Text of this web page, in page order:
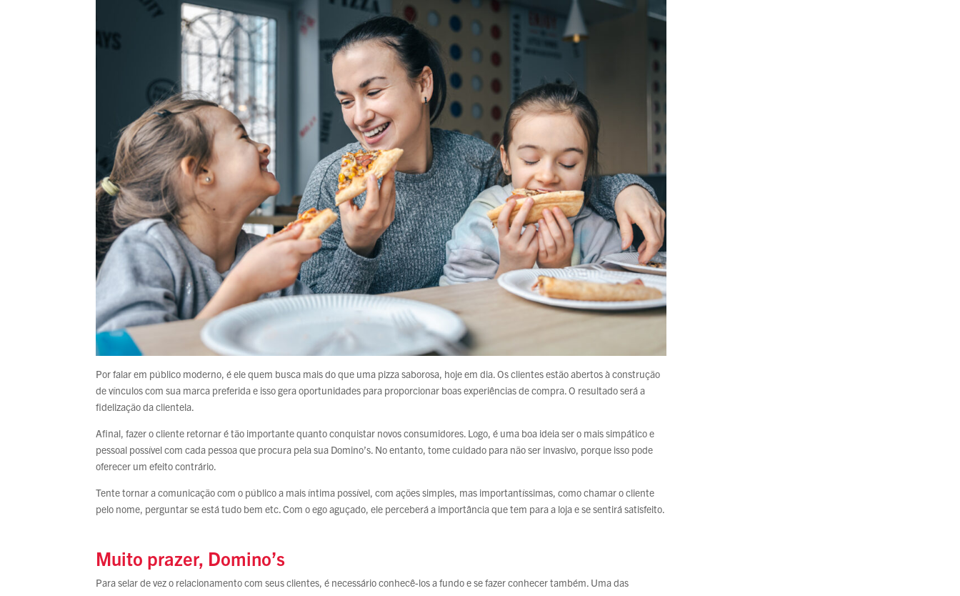
Por falar em público moderno, é ele quem busca mais do que uma pizza saborosa, hoje em dia. Os clientes estão abertos à construção
de vínculos com sua marca preferida e isso gera oportunidades para proporcionar boas experiências de compra. O resultado será a
fidelização da clientela.
Afinal, fazer o cliente retornar é tão importante quanto conquistar novos consumidores. Logo, é uma boa ideia ser o mais simpático e
pessoal possível com cada pessoa que procura pela sua Domino’s. No entanto, tome cuidado para não ser invasivo, porque isso pode
oferecer um efeito contrário.
Tente tornar a comunicação com o público a mais íntima possível, com ações simples, mas importantíssimas, como chamar o cliente
pelo nome, perguntar se está tudo bem etc. Com o ego aguçado, ele perceberá a importância que tem para a loja e se sentirá satisfeito.
Muito prazer, Domino’s
Para selar de vez o relacionamento com seus clientes, é necessário conhecê-los a fundo e se fazer conhecer também. Uma das